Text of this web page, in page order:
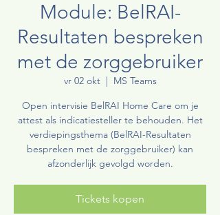
Module: BelRAI-
Resultaten bespreken
met de zorggebruiker
vr 02 okt
  |
MS Teams
Open intervisie BelRAI Home Care om je
attest als indicatiesteller te behouden. Het
verdiepingsthema (BelRAI-Resultaten
bespreken met de zorggebruiker) kan
afzonderlijk gevolgd worden.
Tickets kopen